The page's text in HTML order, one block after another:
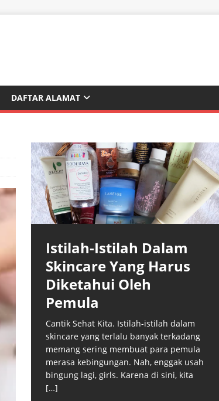
DAFTAR ALAMAT
Istilah-Istilah Dalam
Skincare Yang Harus
Diketahui Oleh
Pemula
Cantik Sehat Kita. Istilah-istilah dalam
skincare yang terlalu banyak terkadang
memang sering membuat para pemula
merasa kebingungan. Nah, enggak usah
bingung lagi, girls. Karena di sini, kita
[…]